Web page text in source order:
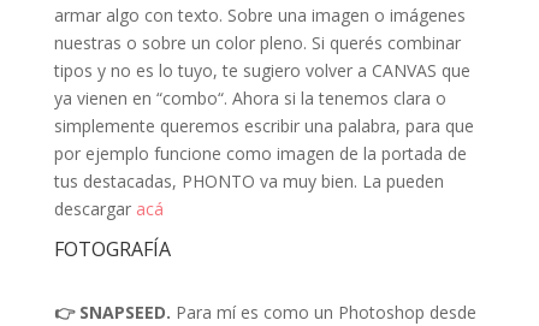
armar algo con texto. Sobre una imagen o imágenes
nuestras o sobre un color pleno. Si querés combinar
tipos y no es lo tuyo, te sugiero volver a CANVAS que
ya vienen en “combo“. Ahora si la tenemos clara o
simplemente queremos escribir una palabra, para que
por ejemplo funcione como imagen de la portada de
tus destacadas, PHONTO va muy bien. La pueden
descargar acá
FOTOGRAFÍA
👉 SNAPSEED. Para mí es como un Photoshop desde